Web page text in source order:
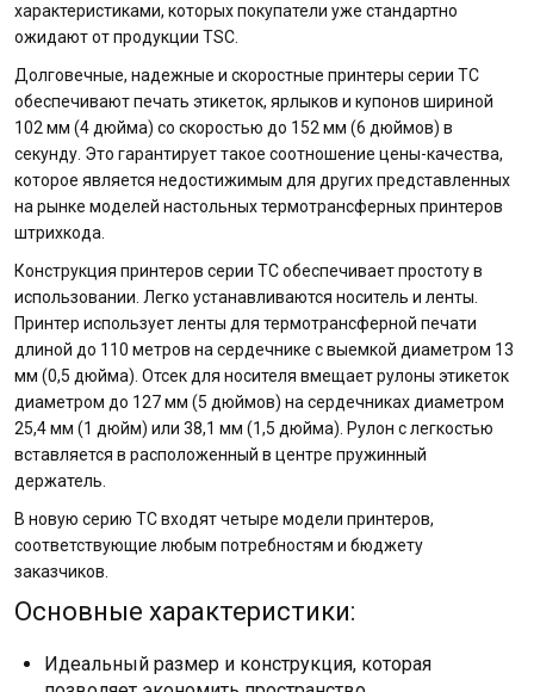
характеристиками, которых покупатели уже стандартно
ожидают от продукции TSC.
Долговечные, надежные и скоростные принтеры серии TC
обеспечивают печать этикеток, ярлыков и купонов шириной
102 мм (4 дюйма) со скоростью до 152 мм (6 дюймов) в
секунду. Это гарантирует такое соотношение цены-качества,
которое является недостижимым для других представленных
на рынке моделей настольных термотрансферных принтеров
штрихкода.
Конструкция принтеров серии TC обеспечивает простоту в
использовании. Легко устанавливаются носитель и ленты.
Принтер использует ленты для термотрансферной печати
длиной до 110 метров на сердечнике с выемкой диаметром 13
мм (0,5 дюйма). Отсек для носителя вмещает рулоны этикеток
диаметром до 127 мм (5 дюймов) на сердечниках диаметром
25,4 мм (1 дюйм) или 38,1 мм (1,5 дюйма). Рулон с легкостью
вставляется в расположенный в центре пружинный
держатель.
В новую серию TC входят четыре модели принтеров,
соответствующие любым потребностям и бюджету
заказчиков.
Основные характеристики:
Идеальный размер и конструкция, которая